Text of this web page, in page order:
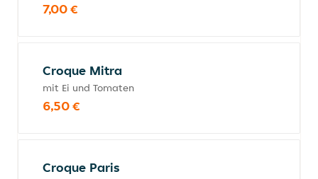
7,00 €
Croque Mitra
mit Ei und Tomaten
6,50 €
Croque Paris